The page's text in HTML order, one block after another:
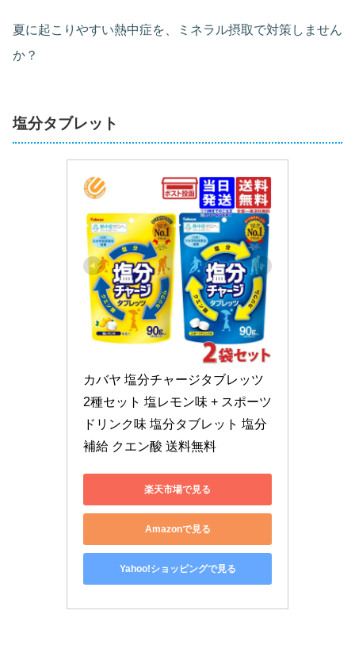
夏に起こりやすい熱中症を、ミネラル摂取で対策しません
か？
塩分タブレット
カバヤ 塩分チャージタブレッツ
2種セット 塩レモン味 + スポーツ
ドリンク味 塩分タブレット 塩分
補給 クエン酸 送料無料
楽天市場で見る
Amazonで見る
Yahoo!ショッピングで見る